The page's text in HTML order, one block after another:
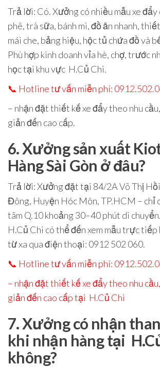
Trả lời: Có. Xưởng có nhiều mẫuxe đẩy
phê, trà sữa, bánh mì, đồ ăn nhanh,
mái che, bảng hiệu, hộc tủ chứa đồ và
Phù hợp kinh doanh vỉa hè, chợ, trước
học tại khu vực H.Củ Chi.
📞 Hotline tư vấn miễn phí:
– nhận đặt thiết kế xe đẩy theo nhu
giản đến cao cấp.
6. Xưởng sản xuất
Hàng Sài Gòn ở đâu?
Trả lời: Xưởng đặt tại 84/2A Võ Thị
Đông, Huyện Hóc Môn, TP.HCM – chỉ
tâm Q.10khoảng 30–40 phút di
H.Củ Chi có thể đến xem mẫu trực tiếp
từ xa qua điện thoại: 0912 502 060.
📞 Hotline tư vấn miễn phí:
– nhận đặt thiết kế xe đẩy theo nhu
giản đến cao cấp tại H.Củ Chi
7. Xưởng có nhận
khi nhận hàng tại
không?